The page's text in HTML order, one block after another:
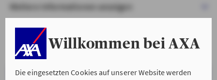
Willkommen bei AXA
Die eingesetzten Cookies auf unserer Website werden
Weitere Informationen anzeigen